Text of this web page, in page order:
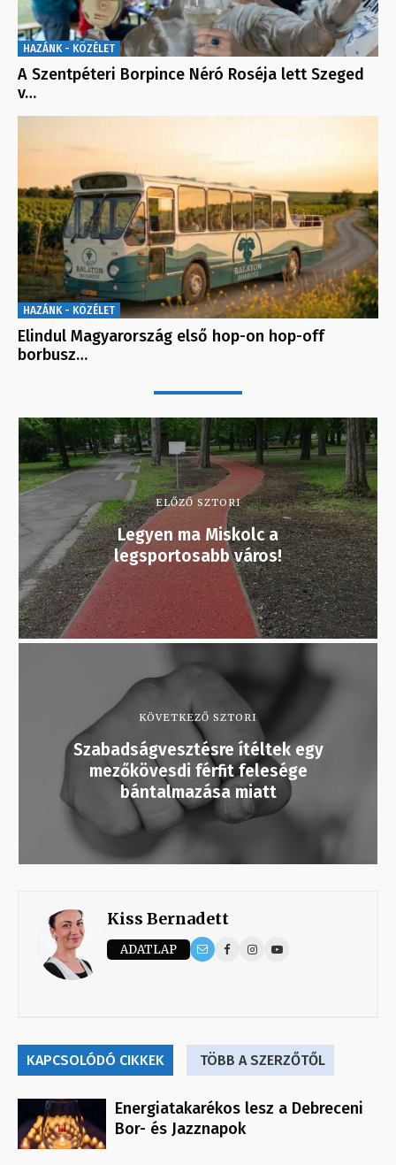
HAZÁNK - KÖZÉLET
A Szentpéteri Borpince Néró Roséja lett Szeged
v…
HAZÁNK - KÖZÉLET
Elindul Magyarország első hop-on hop-off
borbusz…
ELŐZŐ SZTORI
Legyen ma Miskolc a
legsportosabb város!
KÖVETKEZŐ SZTORI
Szabadságvesztésre ítéltek egy
mezőkövesdi férfit felesége
bántalmazása miatt
Kiss Bernadett
ADATLAP
KAPCSOLÓDÓ CIKKEK TÖBB A SZERZŐTŐL
Energiatakarékos lesz a Debreceni
Bor- és Jazznapok